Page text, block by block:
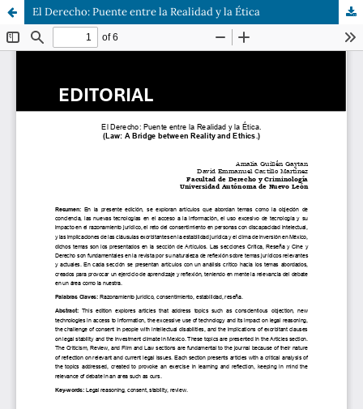
El Derecho: Puente entre la Realidad y la Ética